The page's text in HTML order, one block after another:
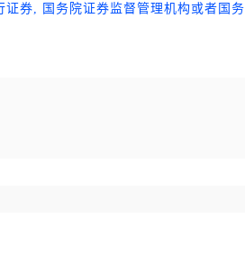
券, 国务院证券监督管理机构或者国务